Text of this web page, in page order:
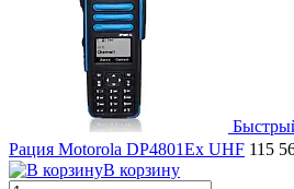
Рация Motorola DP4801Ex UHF 115
В корзину